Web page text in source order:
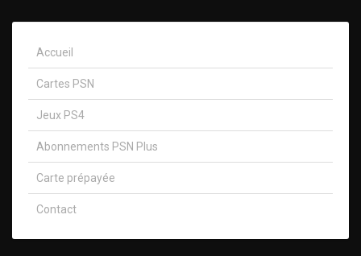
Accueil
Cartes PSN
Jeux PS4
Abonnements PSN Plus
Carte prépayée
Contact